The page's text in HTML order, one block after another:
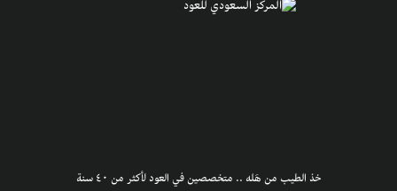
خذ الطيب من هَله .. متخصصين في العود لأكثر من ٤٠ سنة